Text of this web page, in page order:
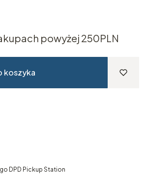
powyżej 250PLN
koszyka
DPD Pickup Station